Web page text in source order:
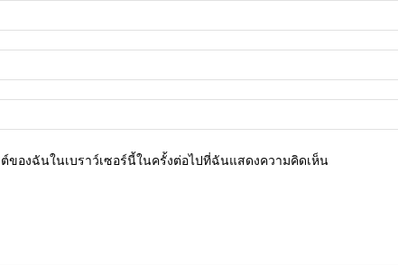
ของฉันในเบราว์เซอร์นี้ในครั้งต่อไปที่ฉันแสดงความคิดเห็น